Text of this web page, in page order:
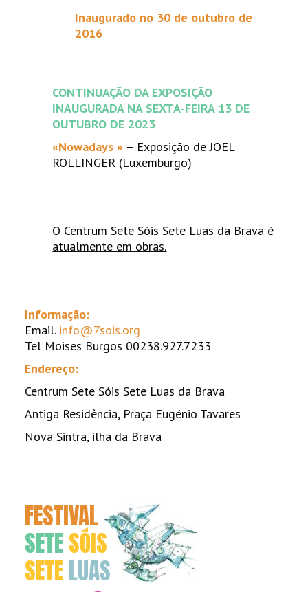
Inaugurado no 30 de outubro de
2016
CONTINUAÇÃO DA EXPOSIÇÃO
INAUGURADA NA SEXTA-FEIRA 13 DE
OUTUBRO DE 2023
«Nowadays » – Exposição de JOEL
ROLLINGER (Luxemburgo)
O Centrum Sete Sóis Sete Luas da Brava é
atualmente em obras.
Informação:
Email. info@7sois.org
Tel Moises Burgos 00238.927.7233
Endereço:
Centrum Sete Sóis Sete Luas da Brava
Antiga Residência, Praça Eugénio Tavares
Nova Sintra, ilha da Brava
FESTIVAL
SETESÓIS
SETELUAS